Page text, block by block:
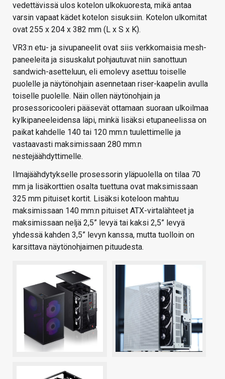
vedettävissä ulos kotelon ulkokuoresta, mikä antaa
varsin vapaat kädet kotelon sisuksiin. Kotelon ulkomitat
ovat 255 x 204 x 382 mm (L x S x K).
VR3:n etu- ja sivupaneelit ovat siis verkkomaisia mesh-
paneeleita ja sisuskalut pohjautuvat niin sanottuun
sandwich-asetteluun, eli emolevy asettuu toiselle
puolelle ja näytönohjain asennetaan riser-kaapelin avulla
toiselle puolelle. Näin ollen näytönohjain ja
prosessoricooleri pääsevät ottamaan suoraan ulkoilmaa
kylkipaneeleidensa läpi, minkä lisäksi etupaneelissa on
paikat kahdelle 140 tai 120 mm:n tuulettimelle ja
vastaavasti maksimissaan 280 mm:n
nestejäähdyttimelle.
Ilmajäähdytykselle prosessorin yläpuolella on tilaa 70
mm ja lisäkorttien osalta tuettuna ovat maksimissaan
325 mm pituiset kortit. Lisäksi koteloon mahtuu
maksimissaan 140 mm:n pituiset ATX-virtalähteet ja
maksimissaan neljä 2,5” levyä tai kaksi 2,5” levyä
yhdessä kahden 3,5” levyn kanssa, mutta tuolloin on
karsittava näytönohjaimen pituudesta.